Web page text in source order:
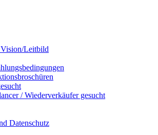
Leitbild
/ Wiederverkäufer gesucht
Datenschutz